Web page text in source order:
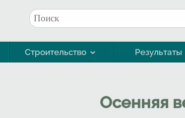
Форма поиска
Поиск
Строительство Результаты
Осенняя